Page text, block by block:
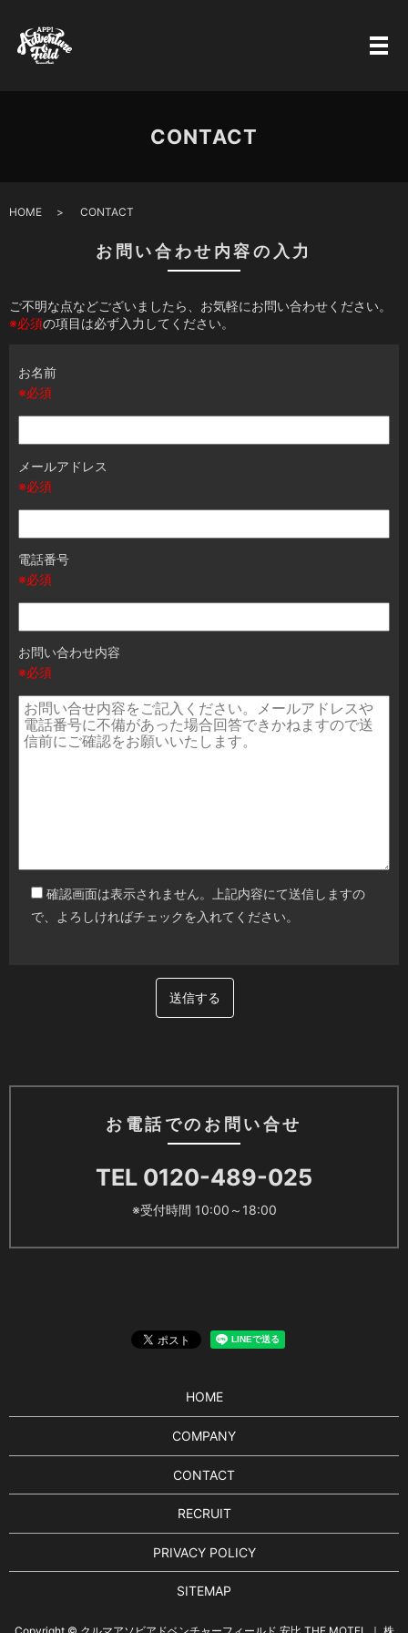
CONTACT
HOME CONTACT
お問い合わせ内容の入力
ご不明な点などございましたら、お気軽にお問い合わせください。
※必須の項目は必ず入力してください。
お名前
※必須
メールアドレス
※必須
電話番号
※必須
お問い合わせ内容
※必須
確認画面は表示されません。上記内容にて送信しますの
で、よろしければチェックを入れてください。
お電話でのお問い合せ
TEL 0120-489-025
※受付時間 10:00～18:00
HOME
COMPANY
CONTACT
RECRUIT
PRIVACY POLICY
SITEMAP